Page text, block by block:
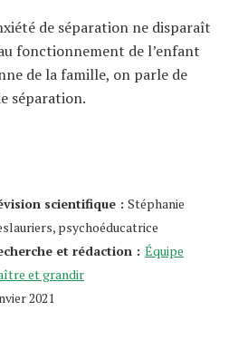
de séparation ne disparaît
fonctionnement de l’enfant
de la famille, on parle de
séparation.
scientifique : Stéphanie
psychoéducatrice
et rédaction : Équipe
et grandir
2021